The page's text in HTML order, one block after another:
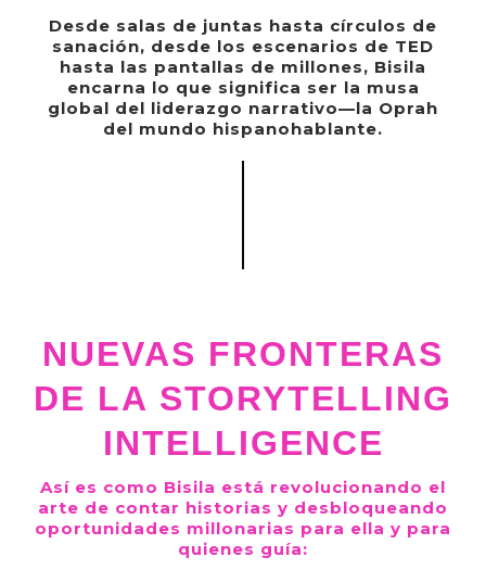
Desde salas de juntas hasta círculos de
sanación, desde los escenarios de TED
hasta las pantallas de millones, Bisila
encarna lo que significa ser la musa
global del liderazgo narrativo—la Oprah
del mundo hispanohablante.
NUEVAS FRONTERAS
DE LA STORYTELLING
INTELLIGENCE
Así es como Bisila está revolucionando el
arte de contar historias y desbloqueando
oportunidades millonarias para ella y para
quienes guía: